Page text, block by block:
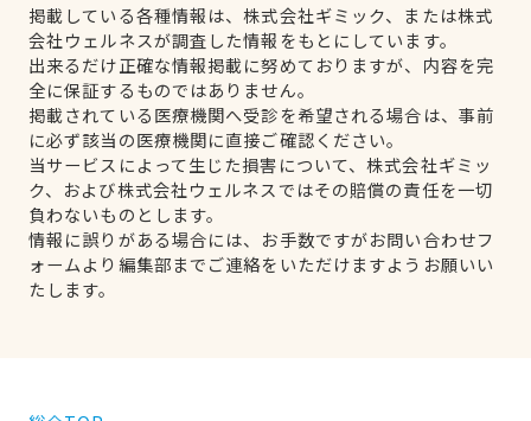
掲載している各種情報は、株式会社ギミック、または株式
会社ウェルネスが調査した情報をもとにしています。
出来るだけ正確な情報掲載に努めておりますが、内容を完
全に保証するものではありません。
掲載されている医療機関へ受診を希望される場合は、事前
に必ず該当の医療機関に直接ご確認ください。
当サービスによって生じた損害について、株式会社ギミッ
ク、および株式会社ウェルネスではその賠償の責任を一切
負わないものとします。
情報に誤りがある場合には、お手数ですがお問い合わせフ
ォームより編集部までご連絡をいただけますようお願いい
たします。